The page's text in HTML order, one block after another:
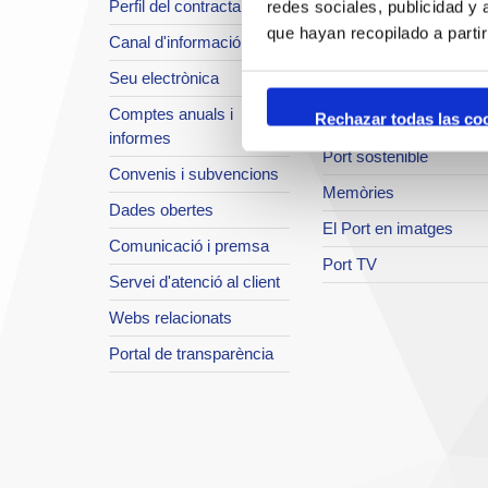
redes sociales, publicidad y
que hayan recopilado a
Rechazar todas las
Perfil del contractant
Canal d'informació
Seu electrònica
Comptes anuals i
informes
Convenis i subvencions
Dades obertes
Comunicació i premsa
Servei d'atenció al client
Webs relacionats
Portal de transparència
Seguretat integral
Sistema de qualitat
Innovació
Projectes europeus
Port sostenible
Memòries
El Port en imatges
Port TV